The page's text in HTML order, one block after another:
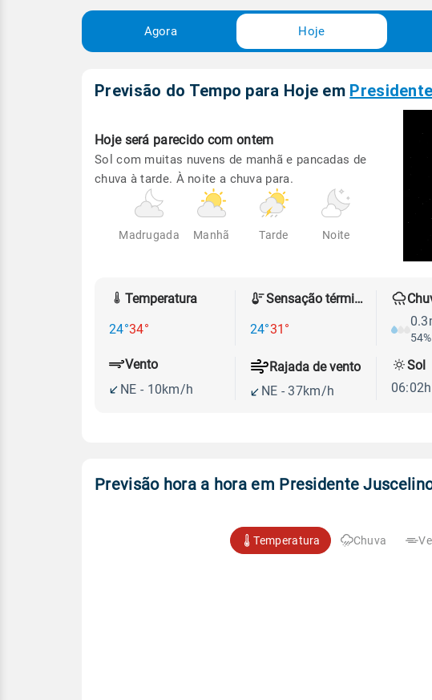
Agora Hoje
Previsão do Tempo para Hoje em
Hoje será parecido com ontem
Sol com muitas nuvens de manhã e pancadas de
chuva à tarde. À noite a chuva para.
Madrugada Manhã Tarde Noite
Temperatura
24°34°
Sensação térmica
24°31°
Vento
NE - 10km/h
Rajada de vento
NE - 37km/h
Sol
Previsão hora a hora em Presidente
Temperatura Chuva